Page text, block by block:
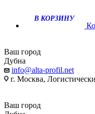
В КОРЗИНУ
Ваш город
Дубна
info@alta-profil.net
г. Москва,
Ваш город